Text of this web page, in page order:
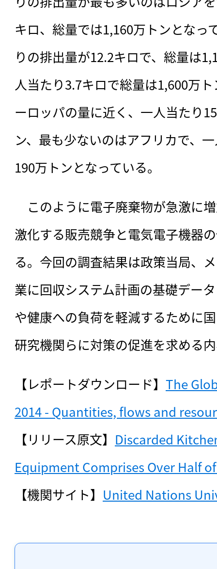
キロ、総量では1,160万トンとなっ
りの排出量が12.2キロで、総量は
人当たり3.7キロで総量は1,600万
ーロッパの量に近く、一人当たり
ン、最も少ないのはアフリカで、
190万トンとなっている。
このように電子廃棄物が急激に
激化する販売競争と電気電子機器
る。今回の調査結果は政策当局、
業に回収システム計画の基礎デー
や健康への負荷を軽減するために
研究機関らに対策の促進を求める
【レポートダウンロード】 The
2014 - Quantities, flows and
【リリース原文】 Discarded
Equipment Comprises Over Half
【機関サイト】 United Nations